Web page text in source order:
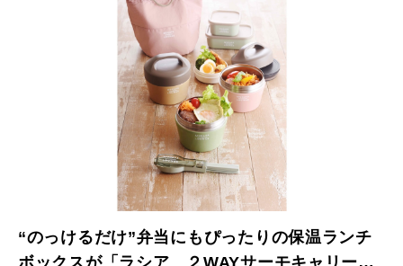
“のっけるだけ”弁当にもぴったりの保温ランチ
ボックスが「ラシア ２WAYサーモキャリーラ